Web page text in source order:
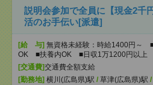
説明会参加で全員に【現金2千
活のお手伝い[派遣]
[給 与] 無資格未経験：時給1400円～
OK ■扶養内OK ■日収1万1200円以上
[交通費]交通費全額支給
[勤務地] 横川(広島県)駅 / 草津(広島県)駅 /